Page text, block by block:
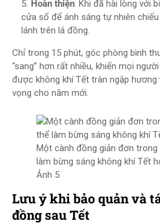
Hoàn thiện: Khi đã hài lòng với
cửa sổ để ánh sáng tự nhiên
lánh trên lá đồng.
Chỉ trong 15 phút, góc phòng bình
“sang” hơn rất nhiều, khiến mọi
được không khí Tết tràn ngập hương
vọng cho năm mới.
Một cành đồng giản đơn
làm bừng sáng không khí Tết
Ảnh 5
Lưu ý khi bảo quản và
đồng sau Tết